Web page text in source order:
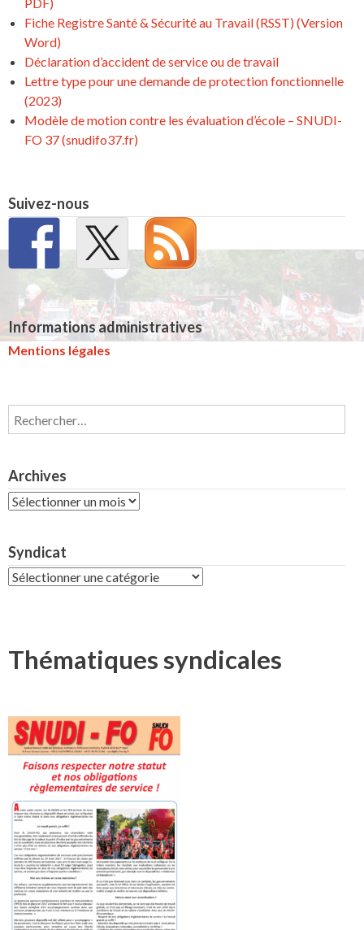
PDF)
Fiche Registre Santé & Sécurité au Travail (RSST) (Version
Word)
Déclaration d’accident de service ou de travail
Lettre type pour une demande de protection fonctionnelle
(2023)
Modèle de motion contre les évaluation d’école – SNUDI-
FO 37 (snudifo37.fr)
Suivez-nous
Informations administratives
Mentions légales
Rechercher :
Archives
Archives
Syndicat
Syndicat
Thématiques syndicales